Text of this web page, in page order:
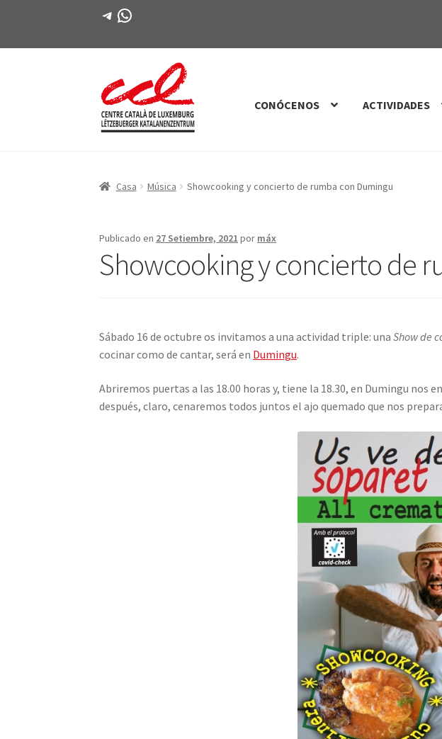
Telegrama
WhatsApp
Saltar
a
saltar
al
CONÓCENOS ACTIVIDADES
Casa Música Showcooking y concierto de rumba con Dumingu
Publicado en 27 Setiembre, 2021 por máx
Showcooking y concierto de
Sábado 16 de octubre os invitamos a una actividad triple: unaShow de
cocinar como de cantar, será en Dumingu.
Abriremos puertas a las 18.00 horas y, tiene la 18.30, en Dumingu nos
después, claro, cenaremos todos juntos el ajo quemado que nos